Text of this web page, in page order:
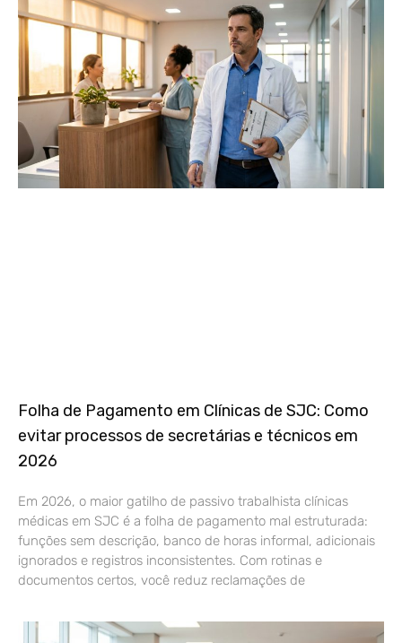
Folha de Pagamento em Clínicas de SJC: Como
evitar processos de secretárias e técnicos em
2026
Em 2026, o maior gatilho de passivo trabalhista clínicas
médicas em SJC é a folha de pagamento mal estruturada:
funções sem descrição, banco de horas informal, adicionais
ignorados e registros inconsistentes. Com rotinas e
documentos certos, você reduz reclamações de